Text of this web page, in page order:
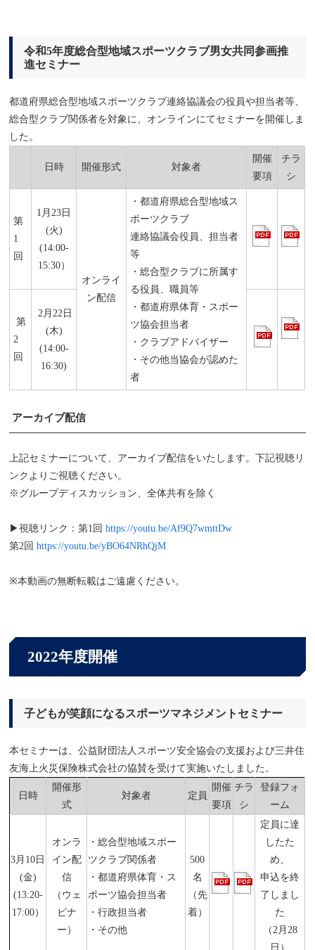
令和5年度総合型地域スポーツクラブ男女共同参画推
進セミナー
都道府県総合型地域スポーツクラブ連絡協議会の役員や担当者等、
総合型クラブ関係者を対象に、オンラインにてセミナーを開催しま
した。
日時 開催形式 対象者
開催
要項
チラ
シ
第
1
回
1月23日
(火)
(14:00-
15:30）
オンライ
ン配信
・都道府県総合型地域ス
ポーツクラブ
連絡協議会役員、担当者
等
・総合型クラブに所属す
る役員、職員等
・都道府県体育・スポー
ツ協会担当者
・クラブアドバイザー
・その他当協会が認めた
者
第
2
回
2月22日
(木)
(14:00-
16:30)
アーカイブ配信
上記セミナーについて、アーカイブ配信をいたします。下記視聴リ
ンクよりご視聴ください。
※グループディスカッション、全体共有を除く
▶視聴リンク：第1回https://youtu.be/Af9Q7wmttDw
第2回https://youtu.be/yBO64NRhQjM
※本動画の無断転載はご遠慮ください。
2022年度開催
子どもが笑顔になるスポーツマネジメントセミナー
本セミナーは、公益財団法人スポーツ安全協会の支援および三井住
友海上火災保険株式会社の協賛を受けて実施いたしました。
日時
開催形
式
対象者 定員
開催
要項
チラ
シ
登録フォ
ーム
3月10日
(金)
(13:20-
17:00）
オンラ
イン配
信
（ウェ
ビナ
ー）
・総合型地域スポー
ツクラブ関係者
・都道府県体育・ス
ポーツ協会担当者
・行政担当者
・その他
500
名
（先
着）
定員に達
したた
め、
申込を終
了しまし
た
（2月28
日）